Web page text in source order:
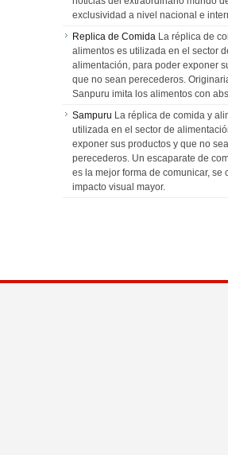
exclusividad a nivel nacional e
Replica de Comida La réplica de
alimentos es utilizada en el sector
alimentación, para poder exponer
que no sean perecederos.
Sanpuru imita los alimentos con
Sampuru La réplica de comida y
utilizada en el sector de
exponer sus productos y que no
perecederos. Un escaparate de
es la mejor forma de comunicar, se
impacto visual mayor.